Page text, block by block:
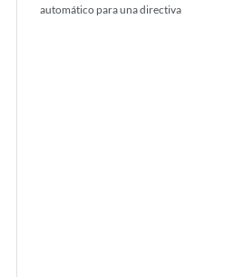
automático para una directiva